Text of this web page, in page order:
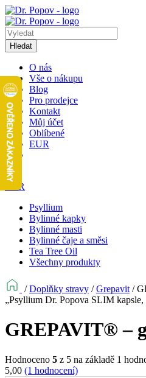
Hledat
O nás
Vše o nákupu
Blog
Pro prodejce
Kontakt
Můj účet
Oblíbené
EUR
1
EUR
Psyllium
Bylinné kapky
Bylinné masti
Bylinné čaje a směsi
Tea Tree Oil
Všechny produkty
/Doplňky stravy /Grepavit /
„Psyllium Dr. Popova SLIM
GREPAVIT® –
Hodnoceno 5 z 5 na základě 1
5,00 (1 hodnocení)